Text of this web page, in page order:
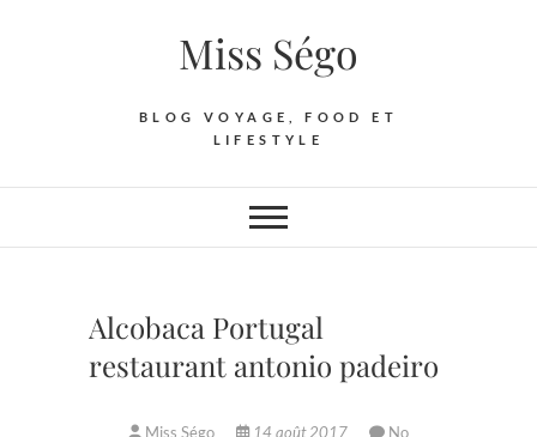
Miss Ségo
BLOG VOYAGE, FOOD ET
LIFESTYLE
Alcobaca Portugal
restaurant antonio padeiro
Miss Ségo 14 août 2017
No